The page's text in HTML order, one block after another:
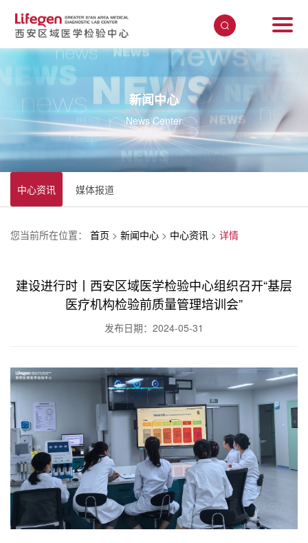
新闻中心
News Center
中心资讯 媒体报道
您当前所在位置： 首页 > 新闻中心 > 中心资讯 > 详情
建设进行时丨西安区域医学检验中心组织召开“基层
医疗机构检验前质量管理培训会”
发布日期：2024-05-31